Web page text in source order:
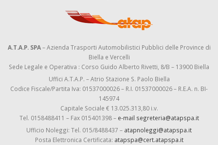
A.T.A.P. SPA– Azienda Trasporti Automobilistici Pubblici delle Province di
Biella e Vercelli
Sede Legale e Operativa : Corso Guido Alberto Rivetti, 8/B – 13900 Biella
Uffici A.T.A.P. – Atrio Stazione S. Paolo Biella
Codice Fiscale/Partita Iva: 01537000026 – R.I. 01537000026 – R.E.A. n. BI-
145974
Capitale Sociale € 13.025.313,80 i.v.
Tel. 0158488411 – Fax 015401398 – e-mail segreteria@atapspa.it
Ufficio Noleggi: Tel. 015/8488437 – atapnoleggi@atapspa.it
Posta Elettronica Certificata: atapspa@cert.atapspa.it